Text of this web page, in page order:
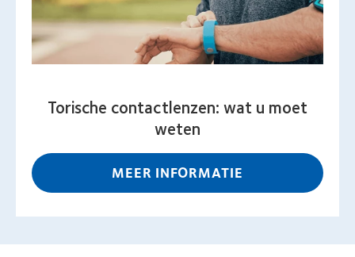
Torische contactlenzen: wat u moet
weten
MEER INFORMATIE